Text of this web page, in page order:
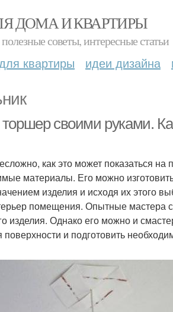
ДОМА И КВАРТИРЫ
советы, интересные статьи
квартиры идеи дизайна
своими руками.
как это может показаться на
материалы. Его можно
изделия и исходя их этого
помещения. Опытные мастера
изделия. Однако его можно и
поверхности и подготовить